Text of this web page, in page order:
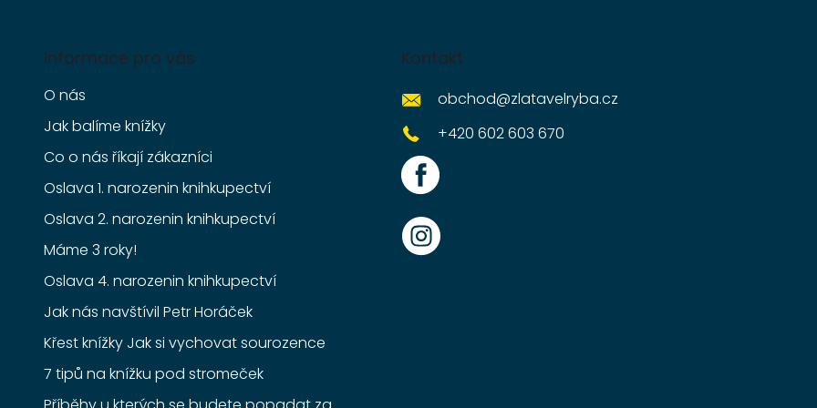
Informace pro vás
O nás
Jak balíme knížky
Co o nás říkají zákazníci
Oslava 1. narozenin knihkupectví
Oslava 2. narozenin knihkupectví
Máme 3 roky!
Oslava 4. narozenin knihkupectví
Jak nás navštívil Petr Horáček
Křest knížky Jak si vychovat sourozence
7 tipů na knížku pod stromeček
Kontakt
obchod@zlatavelryba.cz
+420 602 603 670